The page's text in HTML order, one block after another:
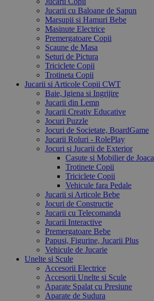
Jucarii cu Baloane de Sapun
Marsupii si Hamuri Bebe
Masinute Electrice
Premergatoare Copii
Scaune de Masa
Seturi de Pictura
Triciclete Copii
Trotineta Copii
Jucarii si Articole Copii CWT
Baie, Igiena si Ingrijire
Jucarii din Lemn
Jucarii Creativ Educative
Jocuri Puzzle
Jocuri de Societate, BoardGame
Jucarii Roluri - RolePlay
Jocuri si Jucarii de Exterior
Casute si Mobilier de Joaca
Trotinete Copii
Triciclete Copii
Vehicule fara Pedale
Jucarii si Articole Bebe
Jocuri de Constructie
Jucarii cu Telecomanda
Jucarii Interactive
Premergatoare Bebe
Papusi, Figurine, Jucarii Plus
Vehicule de Jucarie
Unelte si Scule
Accesorii Electrice
Accesorii Unelte si Scule
Aparate Spalat cu Presiune
Aparate de Sudura